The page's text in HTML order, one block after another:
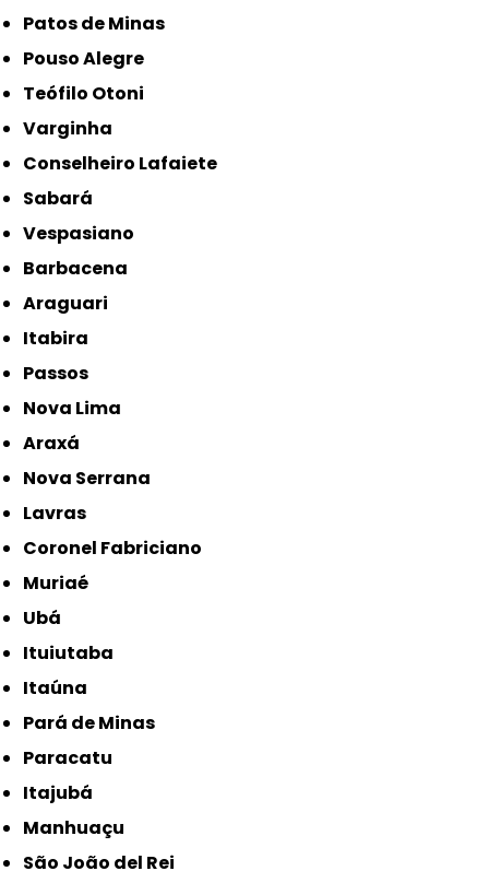
Patos de Minas
Pouso Alegre
Teófilo Otoni
Varginha
Conselheiro Lafaiete
Sabará
Vespasiano
Barbacena
Araguari
Itabira
Passos
Nova Lima
Araxá
Nova Serrana
Lavras
Coronel Fabriciano
Muriaé
Ubá
Ituiutaba
Itaúna
Pará de Minas
Paracatu
Itajubá
Manhuaçu
São João del Rei